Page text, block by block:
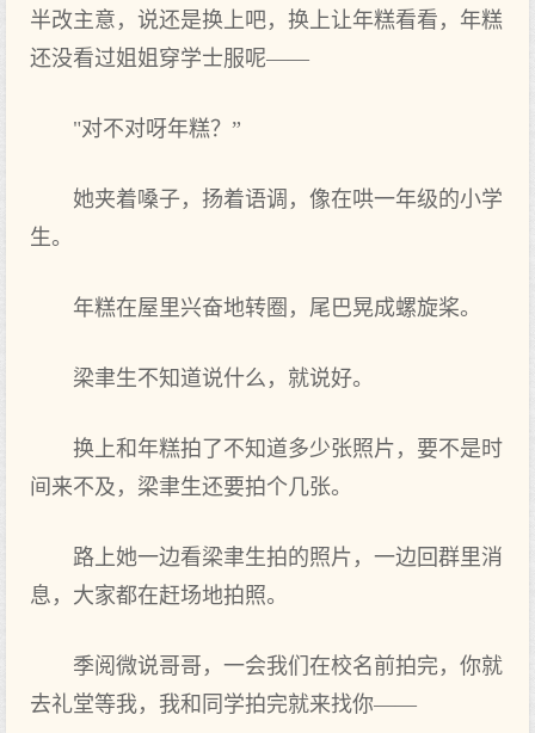
半改主意，说还是换上吧，换上让年糕看看，年糕
还没看过姐姐穿学士服呢——
"对不对呀年糕？”
她夹着嗓子，扬着语调，像在哄一年级的小学
生。
年糕在屋里兴奋地转圈，尾巴晃成螺旋桨。
梁聿生不知道说什么，就说好。
换上和年糕拍了不知道多少张照片，要不是时
间来不及，梁聿生还要拍个几张。
路上她一边看梁聿生拍的照片，一边回群里消
息，大家都在赶场地拍照。
季阅微说哥哥，一会我们在校名前拍完，你就
去礼堂等我，我和同学拍完就来找你——